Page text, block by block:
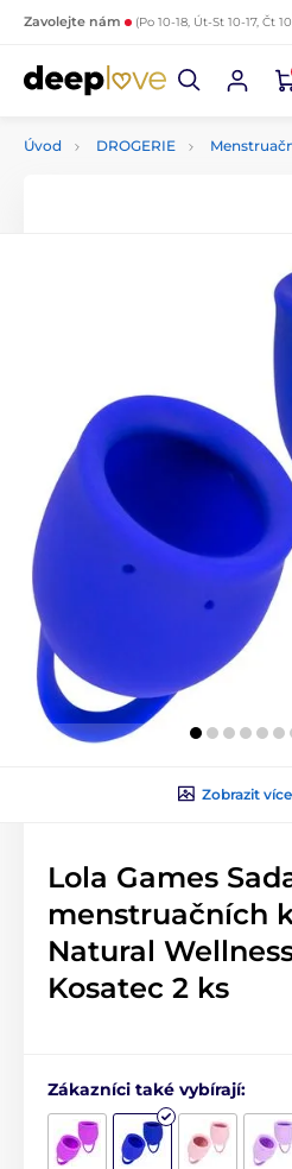
Zavolejte nám (Po 10-18, Út-St 10-17, Čt
Úvod DROGERIE
Zobrazit
Lola Games
menstruačních
Natural
Kosatec 2 ks
Zákazníci také vybírají: